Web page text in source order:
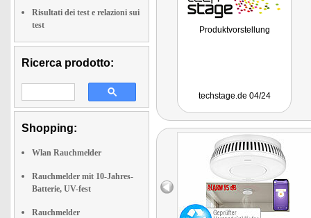
Risultati dei test e relazioni sui
test
Ricerca prodotto:
Shopping:
Wlan Rauchmelder
Rauchmelder mit 10-Jahres-
Batterie, UV-fest
Rauchmelder
Produktvorstellung
techstage.de 04/24